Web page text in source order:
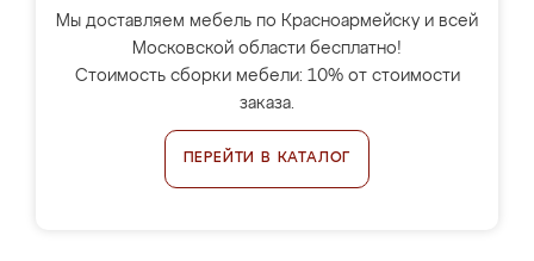
Мы доставляем мебель по Красноармейску и всей
Московской области бесплатно!
Стоимость сборки мебели: 10% от стоимости
заказа.
ПЕРЕЙТИ В КАТАЛОГ